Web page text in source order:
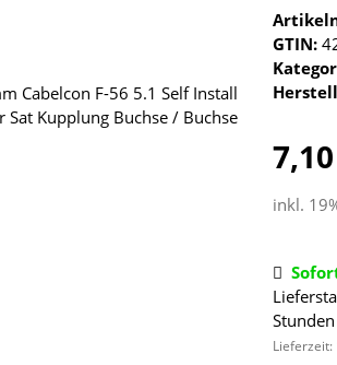
GTIN:
inkl.
Stunden
Lieferzeit: